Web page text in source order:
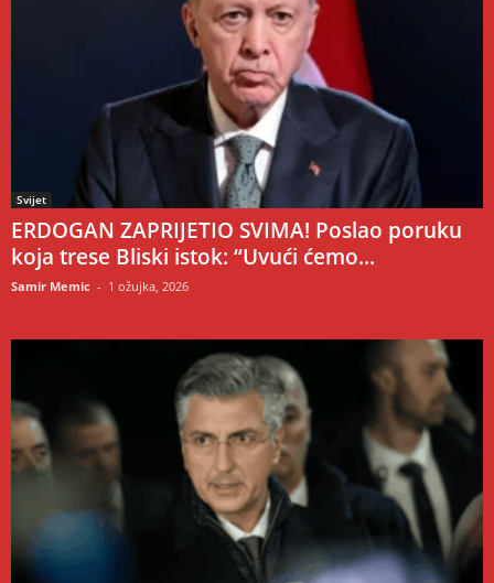
Svijet
ERDOGAN ZAPRIJETIO SVIMA! Poslao poruku
koja trese Bliski istok: “Uvući ćemo...
Samir Memic - 1 ožujka, 2026